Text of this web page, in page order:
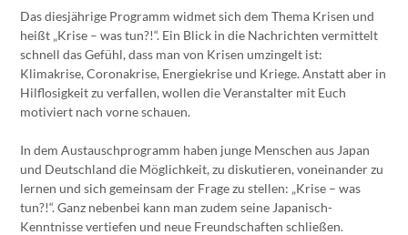
Das diesjährige Programm widmet sich dem Thema Krisen und
heißt „Krise – was tun?!“. Ein Blick in die Nachrichten vermittelt
schnell das Gefühl, dass man von Krisen umzingelt ist:
Klimakrise, Coronakrise, Energiekrise und Kriege. Anstatt aber in
Hilflosigkeit zu verfallen, wollen die Veranstalter mit Euch
motiviert nach vorne schauen.
In dem Austauschprogramm haben junge Menschen aus Japan
und Deutschland die Möglichkeit, zu diskutieren, voneinander zu
lernen und sich gemeinsam der Frage zu stellen: „Krise – was
tun?!“. Ganz nebenbei kann man zudem seine Japanisch-
Kenntnisse vertiefen und neue Freundschaften schließen.